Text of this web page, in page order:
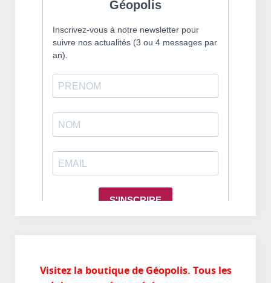
Visitez la boutique de Géopolis. Tous les